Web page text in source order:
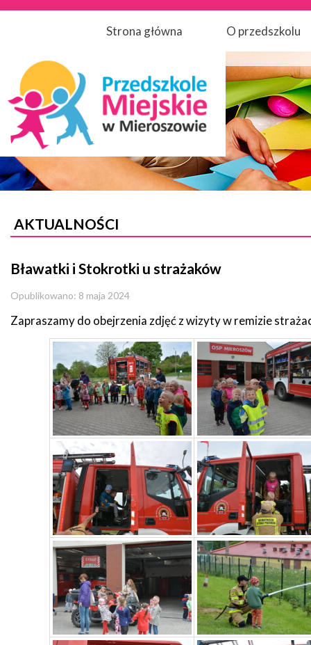
Strona główna O przedszkolu
AKTUALNOŚCI
Bławatki i Stokrotki u strażaków
Opublikowano: 8 maja 2024
Zapraszamy do obejrzenia zdjęć z wizyty w remizie